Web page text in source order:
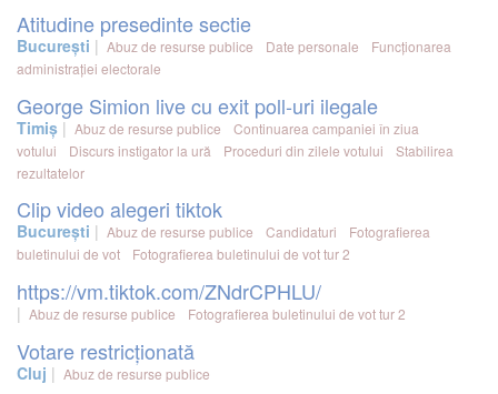
Atitudine presedinte sectie
București Abuz de resurse publice Date personale
Funcționarea
administrației electorale
George Simion live cu exit poll-uri ilegale
Timiș Abuz de resurse publice
Continuarea campaniei în ziua
votului
Discurs instigator la ură Proceduri din zilele votului
Stabilirea
rezultatelor
Clip video alegeri tiktok
București Abuz de resurse publice Candidaturi
Fotografierea
buletinului de vot
Fotografierea buletinului de vot tur 2
https://vm.tiktok.com/ZNdrCPHLU/
Abuz de resurse publice Fotografierea buletinului de vot tur 2
Votare restricționată
Cluj Abuz de resurse publice